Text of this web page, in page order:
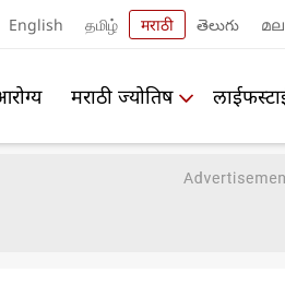
English தமிழ் मराठी తెలుగు
मराठी ज्योतिष